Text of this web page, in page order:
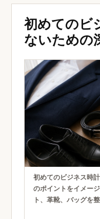
初めてのビ
ないための
初めてのビジネス時
のポイントをイメー
ト、革靴、バッグを